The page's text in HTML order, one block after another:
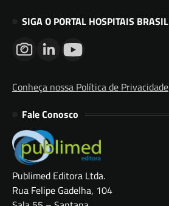
SIGA O PORTAL HOSPITAIS BRASIL
Conheça nossa Política de Privacidade
Fale Conosco
Publimed Editora Ltda.
Rua Felipe Gadelha, 104